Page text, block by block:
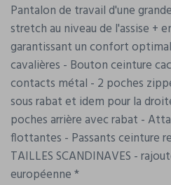
Pantalon de travail d'une
stretch au niveau de l'assise +
garantissant un confort
cavalières - Bouton ceinture
contacts métal - 2 poches
sous rabat et idem pour la
poches arrière avec rabat -
flottantes - Passants ceinture
TAILLES SCANDINAVES -
européenne *